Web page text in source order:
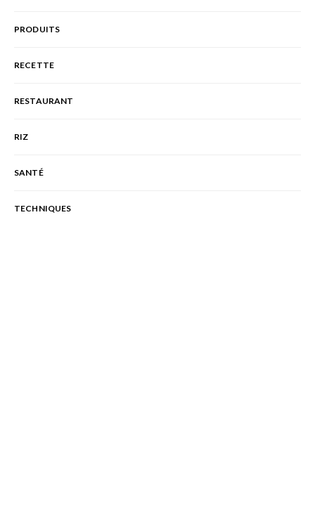
PRODUITS
RECETTE
RESTAURANT
RIZ
SANTÉ
TECHNIQUES